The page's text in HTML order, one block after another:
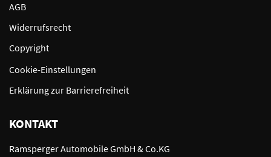
AGB
Widerrufsrecht
Copyright
Cookie-Einstellungen
Erklärung zur Barrierefreiheit
KONTAKT
Ramsperger Automobile GmbH & Co.KG